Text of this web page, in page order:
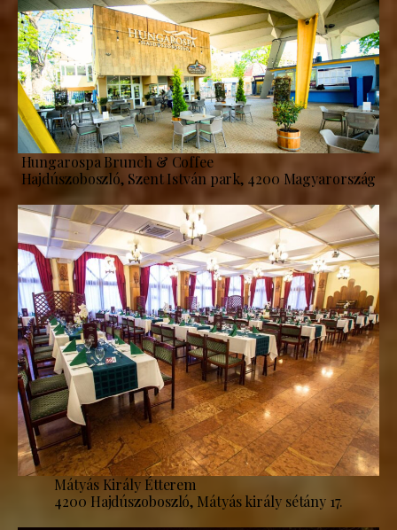
Hungarospa Brunch & Coffee
Hajdúszoboszló, Szent István park, 4200 Magyarország
Mátyás Király Étterem
4200 Hajdúszoboszló, Mátyás király sétány 17.